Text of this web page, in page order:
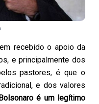
recebido o apoio da
e principalmente dos
pastores, é que o
e dos valores
é um legítimo